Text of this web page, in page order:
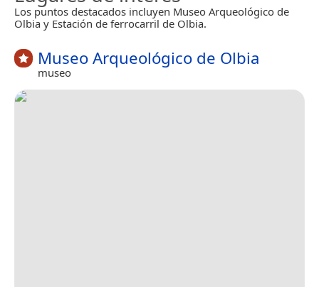
Los puntos destacados incluyen Museo Arqueológico de
Olbia y Estación de ferrocarril de Olbia.
Museo Arqueológico de Olbia
museo